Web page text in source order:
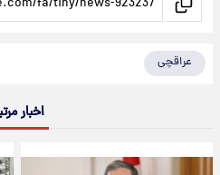
عراقچی
اخبار مرتبط